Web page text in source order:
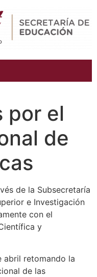
por el
de
de la Subsecretaría
e Investigación
con el
y
abril retomando la
de las